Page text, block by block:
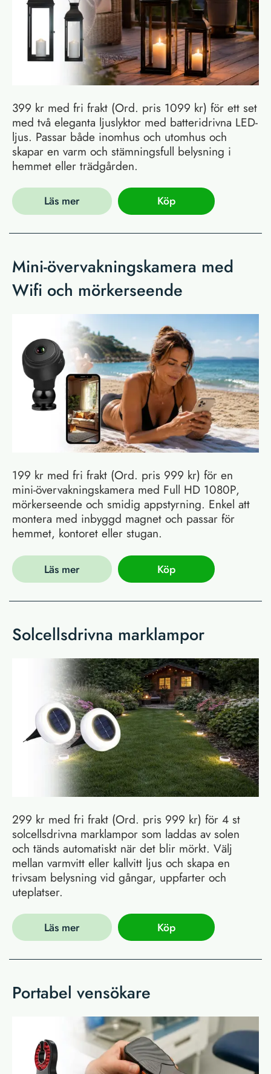
399 kr med fri frakt (Ord. pris 1099 kr) för ett set
med två eleganta ljuslyktor med batteridrivna LED-
ljus. Passar både inomhus och utomhus och
skapar en varm och stämningsfull belysning i
hemmet eller trädgården.
Läs mer Köp
Mini-övervakningskamera med
Wifi och mörkerseende
199 kr med fri frakt (Ord. pris 999 kr) för en
mini-övervakningskamera med Full HD 1080P,
mörkerseende och smidig appstyrning. Enkel att
montera med inbyggd magnet och passar för
hemmet, kontoret eller stugan.
Läs mer Köp
Solcellsdrivna marklampor
299 kr med fri frakt (Ord. pris 999 kr) för 4 st
solcellsdrivna marklampor som laddas av solen
och tänds automatiskt när det blir mörkt. Välj
mellan varmvitt eller kallvitt ljus och skapa en
trivsam belysning vid gångar, uppfarter och
uteplatser.
Läs mer Köp
Portabel vensökare